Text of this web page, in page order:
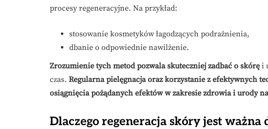
procesy regeneracyjne. Na przykład:
stosowanie kosmetyków łagodzących podrażnienia,
dbanie o odpowiednie nawilżenie.
Zrozumienie tych metod pozwala skuteczniej zadbać o skórę i
czas. Regularna pielęgnacja oraz korzystanie z efektywnych
osiągnięcia pożądanych efektów w zakresie zdrowia i urody
Dlaczego regeneracja skóry jest